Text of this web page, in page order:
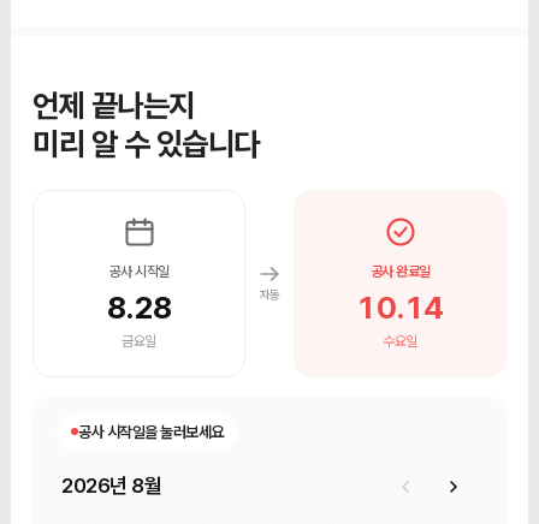
언제 끝나는지
미리 알 수 있습니다
공사 시작일
8.28
금요일
자동
공사 완료일
10.14
수요일
공사 시작일을 눌러보세요
2026년 8월